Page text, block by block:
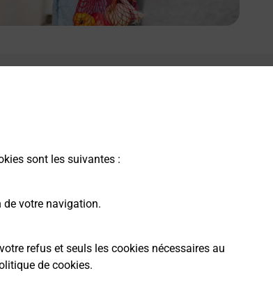
sont les suivantes :
votre navigation.
refus et seuls les cookies nécessaires au
de cookies.